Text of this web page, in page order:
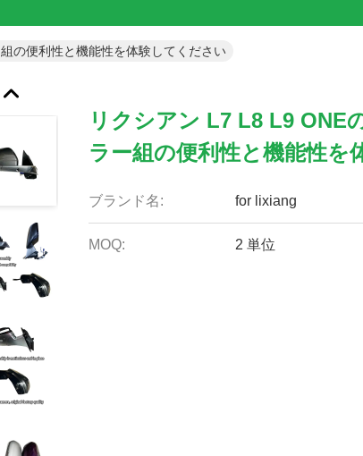
の便利性と機能性を体験してください
リクシアン L7 L8 L9 ONE
ラー組の便利性と機能性を
ブランド名: for lixiang
MOQ: 2 単位